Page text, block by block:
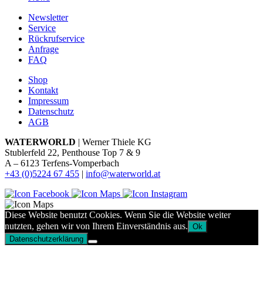
Newsletter
Service
Rückrufservice
Anfrage
FAQ
Shop
Kontakt
Impressum
Datenschutz
AGB
WATERWORLD | Werner Thiele KG
Stublerfeld 22, Penthouse Top 7 & 9
A – 6123 Terfens-Vomperbach
+43 (0)5224 67 455 | info@waterworld.at
Diese Website benutzt Cookies. Wenn Sie die Website weiter
nutzten, gehen wir von Ihrem Einverständnis aus. Ok
Datenschutzerklärung